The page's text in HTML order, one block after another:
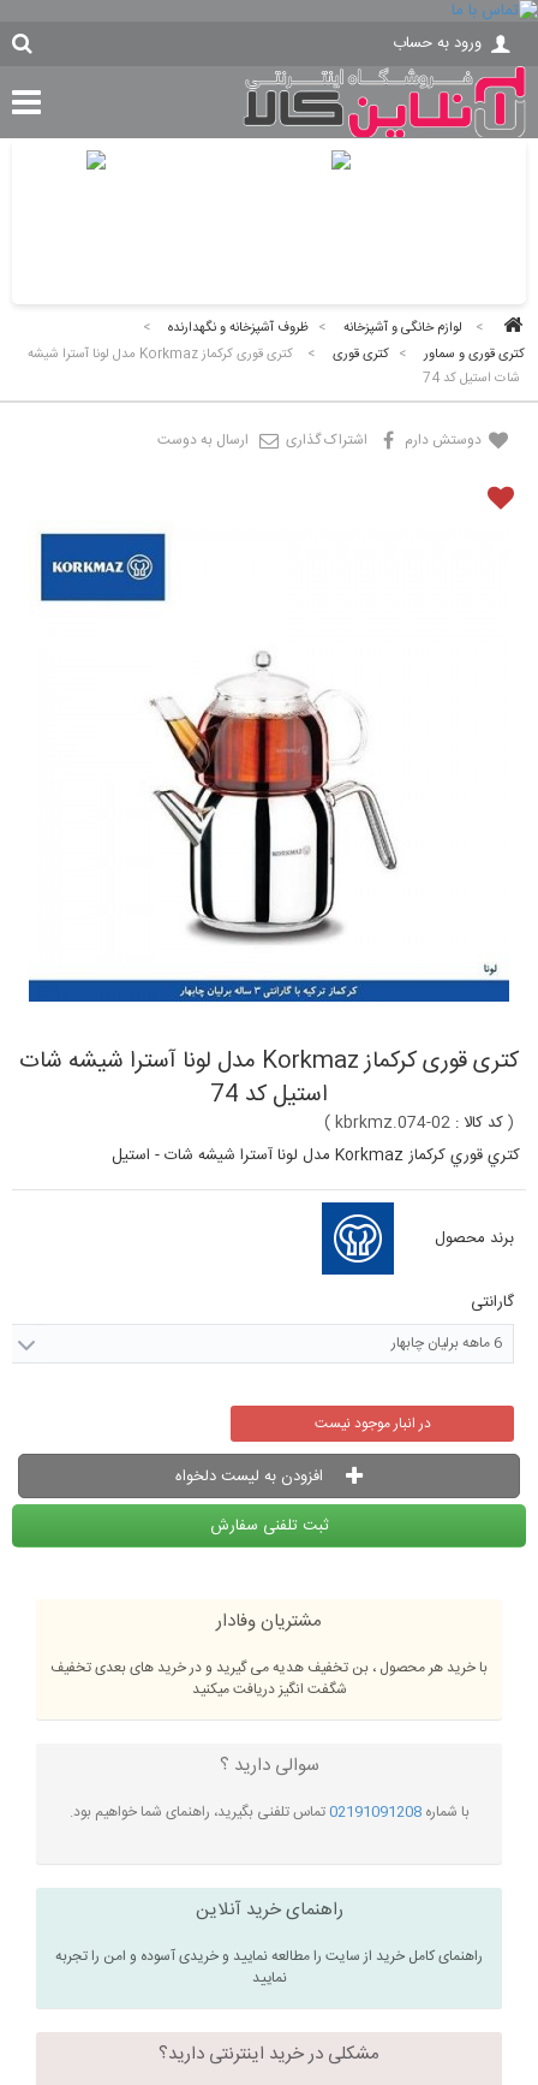
ورود به حساب
> لوازم خانگی و آشپزخانه > ظروف آشپزخانه و نگهدارنده
>
کتری قوری و سماور
> کتری قوری >
كتری قوری کرکماز Korkmaz مدل لونا آسترا شيشه
شات استيل کد 74
دوستش دارم اشتراک گذاری ارسال به دوست
كتری قوری کرکماز Korkmaz مدل لونا آسترا شيشه شات
استيل کد 74
(کد کالا : kbrkmz.074-02
)
كتري قوري کرکماز Korkmaz مدل لونا آسترا شيشه شات - استيل
برند محصول
گارانتی
6 ماهه برلیان چابهار
در انبار موجود نیست
افزودن به لیست دلخواه
ثبت تلفنی سفارش
مشتریان وفادار
با خرید هر محصول ، بن تخفیف هدیه می گیرید و در خرید های بعدی تخفیف
شگفت انگیز دریافت میکنید
سوالی دارید ؟
با شماره02191091208تماس تلفنی بگیرید، راهنمای شما خواهیم بود.
راهنمای خرید آنلاین
راهنمای کامل خرید از سایت را مطالعه نمایید و خریدی آسوده و امن را تجربه
نمایید
مشکلی در خرید اینترنتی دارید؟